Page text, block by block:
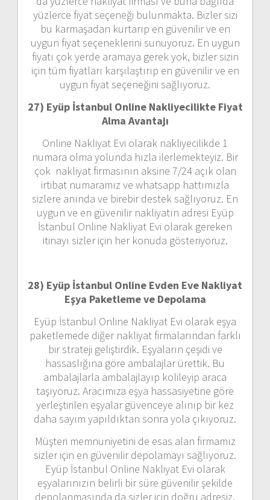
yüzlerce fiyat seçeneği bulunmakta. Bizler sizi
bu karmaşadan kurtarıp en güvenilir ve en
uygun fiyat seçeneklerini sunuyoruz. En uygun
fiyatı çok yerde aramaya gerek yok, bizler sizin
için tüm fiyatları karşılaştırıp en güvenilir ve en
uygun fiyat seçeneğini sağlıyoruz.
27) Eyüp İstanbul Online Nakliyecilikte Fiyat
Alma Avantajı
Online Nakliyat Evi olarak nakliyecilikde 1
numara olma yolunda hızla ilerlemekteyiz. Bir
çok nakliyat firmasının aksine 7/24 açık olan
irtibat numaramız ve whatsapp hattımızla
sizlere anında ve birebir destek sağlıyoruz. En
uygun ve en güvenilir nakliyatın adresi Eyüp
İstanbul Online Nakliyat Evi olarak gereken
itinayı sizler için her konuda gösteriyoruz.
28) Eyüp İstanbul Online Evden Eve Nakliyat
Eşya Paketleme ve Depolama
Eyüp İstanbul Online Nakliyat Evi olarak eşya
paketlemede diğer nakliyat firmalarından farklı
bir strateji geliştirdik. Eşyaların çeşidi ve
hassaslığına göre ambalajlar ürettik. Bu
ambalajlarla ambalajlayıp kolileyip araca
taşıyoruz. Aracımıza eşya hassasiyetine göre
yerleştirilen eşyalar güvenceye alınıp bir kez
daha sayım yapıldıktan sonra yola çıkıyoruz.
Müşteri memnuniyetini de esas alan firmamız
sizler için en güvenilir depolamayı sağlıyoruz.
Eyüp İstanbul Online Nakliyat Evi olarak
eşyalarınızın belirli bir süre güvenilir şekilde
depolanmasında da sizler için doğru adresiz.